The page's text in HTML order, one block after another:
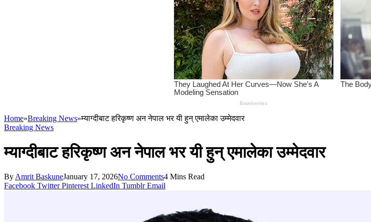
Home»Breaking News»म्याग्दीबाट हरिकृष्ण अन नेपाल भर यी हुन् एमालेका उम्मेदवार
Breaking News
म्याग्दीबाट हरिकृष्ण अन नेपाल भर यी हुन् एमालेका उम्मेदवार
By Amrit BaskuneJanuary 17, 2026No Comments4 Mins Read
Facebook Twitter Pinterest LinkedIn Tumblr Email